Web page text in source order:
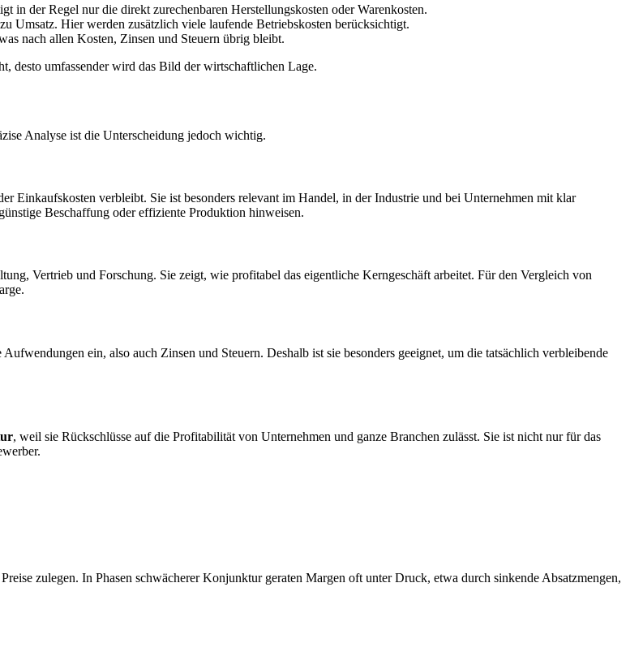
in der Regel nur die direkt zurechenbaren Herstellungskosten oder Warenkosten.
Umsatz. Hier werden zusätzlich viele laufende Betriebskosten berücksichtigt.
nach allen Kosten, Zinsen und Steuern übrig bleibt.
desto umfassender wird das Bild der wirtschaftlichen Lage.
Analyse ist die Unterscheidung jedoch wichtig.
Einkaufskosten verbleibt. Sie ist besonders relevant im Handel, in der Industrie und bei Unternehmen mit klar
Beschaffung oder effiziente Produktion hinweisen.
Vertrieb und Forschung. Sie zeigt, wie profitabel das eigentliche Kerngeschäft arbeitet. Für den Vergleich von
ein, also auch Zinsen und Steuern. Deshalb ist sie besonders geeignet, um die tatsächlich verbleibende
, weil sie Rückschlüsse auf die Profitabilität von Unternehmen und ganze Branchen zulässt. Sie ist nicht nur für das
zulegen. In Phasen schwächerer Konjunktur geraten Margen oft unter Druck, etwa durch sinkende Absatzmengen,